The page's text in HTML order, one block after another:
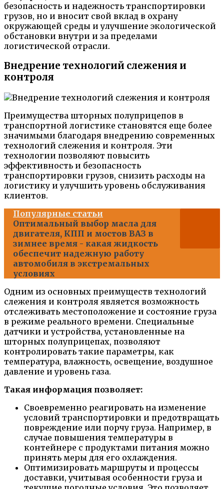
безопасность и надежность транспортировки
грузов, но и вносит свой вклад в охрану
окружающей среды и улучшение экологической
обстановки внутри и за пределами
логистической отрасли.
Внедрение технологий слежения и
контроля
Преимущества шторных полуприцепов в
транспортной логистике становятся еще более
значимыми благодаря внедрению современных
технологий слежения и контроля. Эти
технологии позволяют повысить
эффективность и безопасность
транспортировки грузов, снизить расходы на
логистику и улучшить уровень обслуживания
клиентов.
Популярные статьи
Оптимальный выбор масла для
двигателя, КПП и мостов ВАЗ в
зимнее время - какая жидкость
обеспечит надежную работу
автомобиля в экстремальных
условиях
Одним из основных преимуществ технологий
слежения и контроля является возможность
отслеживать местоположение и состояние груза
в режиме реального времени. Специальные
датчики и устройства, установленные на
шторных полуприцепах, позволяют
контролировать такие параметры, как
температура, влажность, освещение, воздушное
давление и уровень газа.
Такая информация позволяет:
Своевременно реагировать на изменение
условий транспортировки и предотвращать
повреждение или порчу груза. Например, в
случае повышения температуры в
контейнере с продуктами питания можно
принять меры для его охлаждения.
Оптимизировать маршруты и процессы
доставки, учитывая особенности груза и